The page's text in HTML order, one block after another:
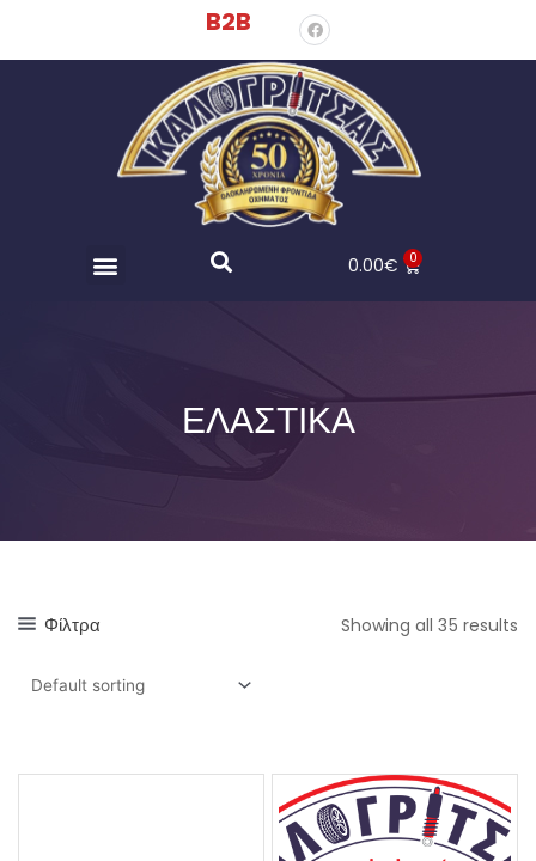
B2B
0.00€ 0
ΕΛΑΣΤΙΚΑ
Φίλτρα Showing all 35 results